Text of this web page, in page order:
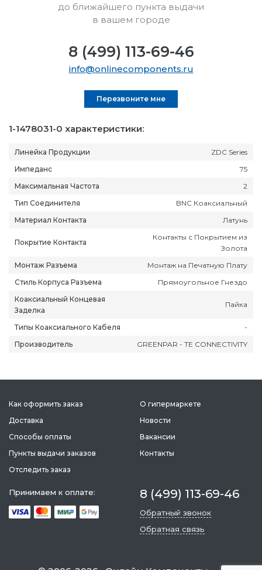
1-1478031-0 характеристики:
Линейка Продукции
ZDC Series
Импеданс
75
Максимальная Частота
2
Тип Соединителя
BNC Коаксиальный
Материал Контакта
Латунь
Покрытие Контакта
Контакты с Покрытием из
Золота
Монтаж Разъема
Монтаж на Печатную Плату
Стиль Корпуса Разъема
Прямоугольное Гнездо
Коаксиальный Концевая
Заделка
Пайка
Типы Коаксиального Кабеля
-
Производитель
GREENPAR - TE CONNECTIVITY
до ближайшего пункта выдачи
в вашем городе
8 (499) 113-69-46
info@onlinecomponents.ru
Перезвоните мне
Как оформить заказ
Доставка
Способы оплаты
Пункты выдачи заказов
Отследить заказ
О гипермаркете
Новости
Вакансии
Контакты
Принимаем к оплате: 8 (499) 113-69-46
Обратный звонок
Обратная связь